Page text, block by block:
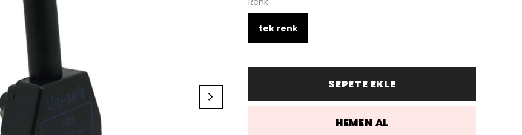
tek renk
SEPETE EKLE
HEMEN AL